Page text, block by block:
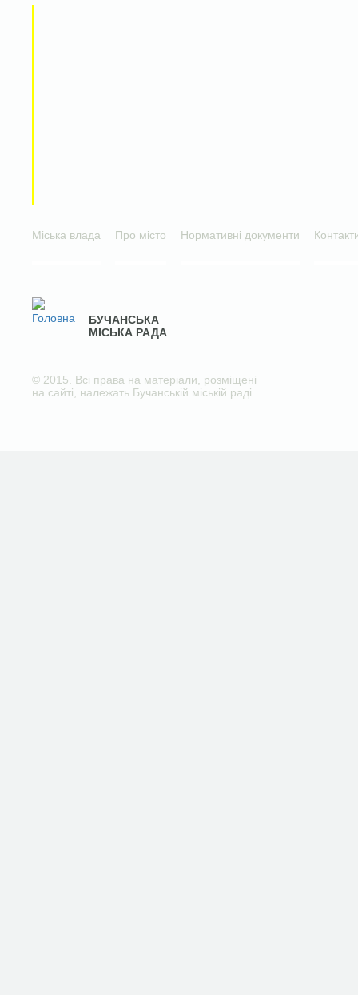
Міська влада Про місто Нормативні документи
БУЧАНСЬКА
МІСЬКА РАДА
© 2015. Всі права на матеріали, розміщені
на сайті, належать Бучанській міській раді